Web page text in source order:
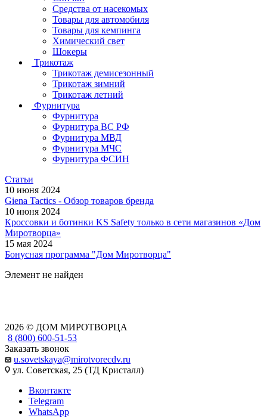
Средства от насекомых
Товары для автомобиля
Товары для кемпинга
Химический свет
Шокеры
Трикотаж
Трикотаж демисезонный
Трикотаж зимний
Трикотаж летний
Фурнитура
Фурнитура
Фурнитура ВС РФ
Фурнитура МВД
Фурнитура МЧС
Фурнитура ФСИН
Статьи
10 июня 2024
Giena Tactics - Обзор товаров бренда
10 июня 2024
Кроссовки и ботинки KS Safety только в сети магазинов «Дом
Миротворца»
15 мая 2024
Бонусная программа "Дом Миротворца"
Элемент не найден
2026 © ДОМ МИРОТВОРЦА
8 (800) 600-51-53
Заказать звонок
u.sovetskaya@mirotvorecdv.ru
ул. Советская, 25 (ТД Кристалл)
Вконтакте
Telegram
WhatsApp